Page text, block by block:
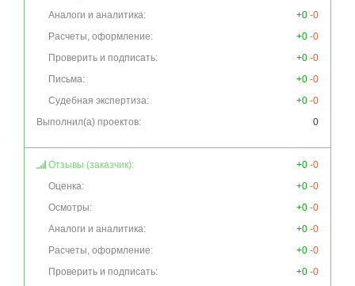
Аналоги и аналитика:
+0 -0
Расчеты, оформление:
+0 -0
Проверить и подписать:
+0 -0
Письма:
+0 -0
Судебная экспертиза:
+0 -0
Выполнил(а) проектов:
0
Отзывы (заказчик): +0 -0
Оценка:
+0 -0
Осмотры:
+0 -0
Аналоги и аналитика:
+0 -0
Расчеты, оформление:
+0 -0
Проверить и подписать:
+0 -0